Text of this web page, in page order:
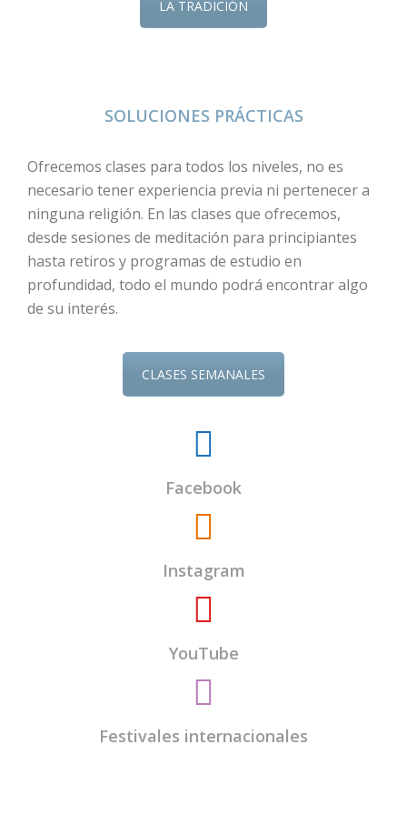
LA TRADICIÓN
SOLUCIONES PRÁCTICAS
Ofrecemos clases para todos los niveles, no es
necesario tener experiencia previa ni pertenecer a
ninguna religión. En las clases que ofrecemos,
desde sesiones de meditación para principiantes
hasta retiros y programas de estudio en
profundidad, todo el mundo podrá encontrar algo
de su interés.
CLASES SEMANALES
Facebook
Instagram
YouTube
Festivales internacionales